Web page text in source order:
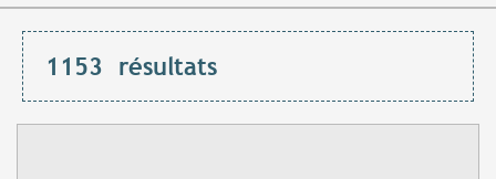
1153 résultats